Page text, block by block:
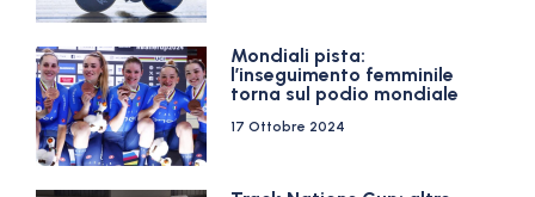
Mondiali pista:
l’inseguimento femminile
torna sul podio mondiale
17 Ottobre 2024